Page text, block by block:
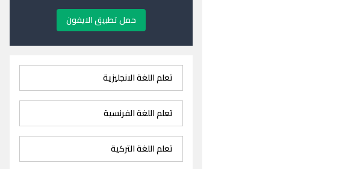
حمل تطبيق الايفون
تعلم اللغة الانجليزية
تعلم اللغة الفرنسية
تعلم اللغة التركية